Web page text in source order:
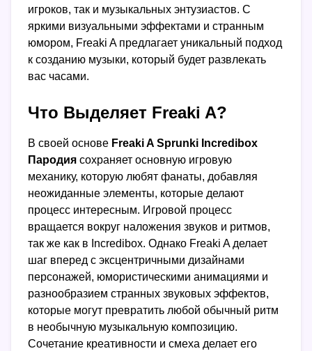
игроков, так и музыкальных энтузиастов. С
яркими визуальными эффектами и странным
юмором, Freaki A предлагает уникальный подход
к созданию музыки, который будет развлекать
вас часами.
Что Выделяет Freaki A?
В своей основе Freaki A Sprunki Incredibox
Пародия сохраняет основную игровую
механику, которую любят фанаты, добавляя
неожиданные элементы, которые делают
процесс интересным. Игровой процесс
вращается вокруг наложения звуков и ритмов,
так же как в Incredibox. Однако Freaki A делает
шаг вперед с эксцентричными дизайнами
персонажей, юмористическими анимациями и
разнообразием странных звуковых эффектов,
которые могут превратить любой обычный ритм
в необычную музыкальную композицию.
Сочетание креативности и смеха делает его